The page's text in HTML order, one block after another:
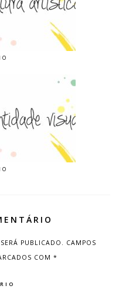
PUBLICADO. CAMPOS
COM *